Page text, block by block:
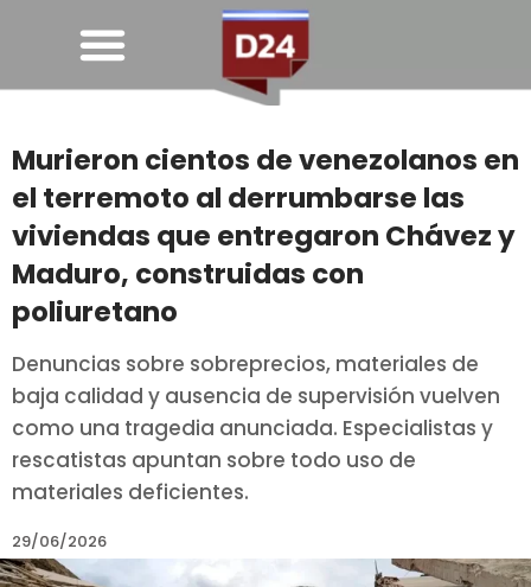
Murieron cientos de venezolanos en
el terremoto al derrumbarse las
viviendas que entregaron Chávez y
Maduro, construidas con
poliuretano
Denuncias sobre sobreprecios, materiales de
baja calidad y ausencia de supervisión vuelven
como una tragedia anunciada. Especialistas y
rescatistas apuntan sobre todo uso de
materiales deficientes.
29/06/2026